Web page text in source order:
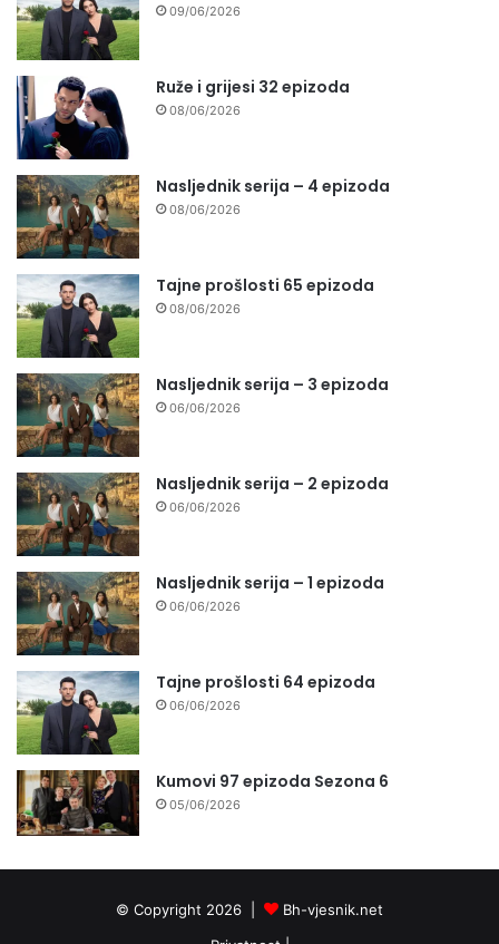
09/06/2026
Ruže i grijesi 32 epizoda
08/06/2026
Nasljednik serija – 4 epizoda
08/06/2026
Tajne prošlosti 65 epizoda
08/06/2026
Nasljednik serija – 3 epizoda
06/06/2026
Nasljednik serija – 2 epizoda
06/06/2026
Nasljednik serija – 1 epizoda
06/06/2026
Tajne prošlosti 64 epizoda
06/06/2026
Kumovi 97 epizoda Sezona 6
05/06/2026
© Copyright 2026 |
Bh-vjesnik.net